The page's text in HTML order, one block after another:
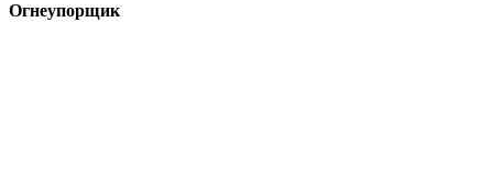
Огнеупорщик